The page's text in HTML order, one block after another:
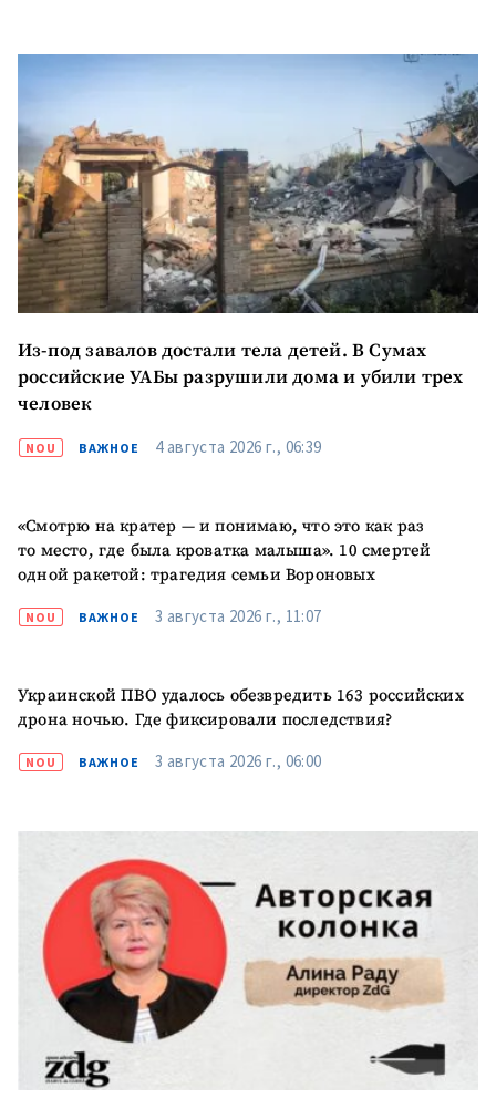
Из-под завалов достали тела детей. В Сумах
российские УАБы разрушили дома и убили трех
человек
NOU ВАЖНОЕ 4 августа 2026 г., 06:39
«Смотрю на кратер — и понимаю, что это как раз
то место, где была кроватка малыша». 10 смертей
одной ракетой: трагедия семьи Вороновых
NOU ВАЖНОЕ 3 августа 2026 г., 11:07
Украинской ПВО удалось обезвредить 163 российских
дрона ночью. Где фиксировали последствия?
NOU ВАЖНОЕ 3 августа 2026 г., 06:00